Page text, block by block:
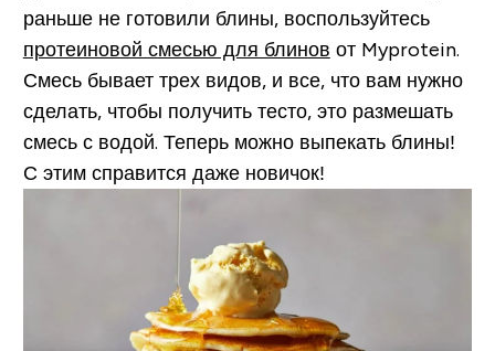
раньше не готовили блины, воспользуйтесь
протеиновой смесью для блинов от Myprotein.
Смесь бывает трех видов, и все, что вам нужно
сделать, чтобы получить тесто, это размешать
смесь с водой. Теперь можно выпекать блины!
С этим справится даже новичок!